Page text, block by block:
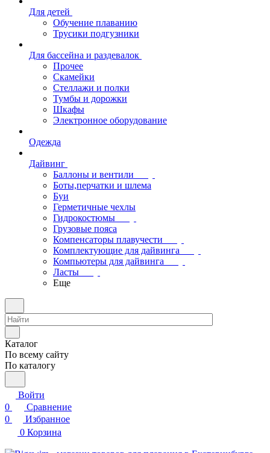
Для детей
Обучение плаванию
Трусики подгузники
Для бассейна и раздевалок
Прочее
Скамейки
Стеллажи и полки
Тумбы и дорожки
Шкафы
Электронное оборудование
Одежда
Дайвинг
Баллоны и вентили
Боты,перчатки и шлема
Буи
Герметичные чехлы
Гидрокостюмы
Грузовые пояса
Компенсаторы плавучести
Комплектующие для дайвинга
Компьютеры для дайвинга
Ласты
Еще
Каталог
По всему сайту
По каталогу
Войти
0
Сравнение
0
Избранное
0 Корзина